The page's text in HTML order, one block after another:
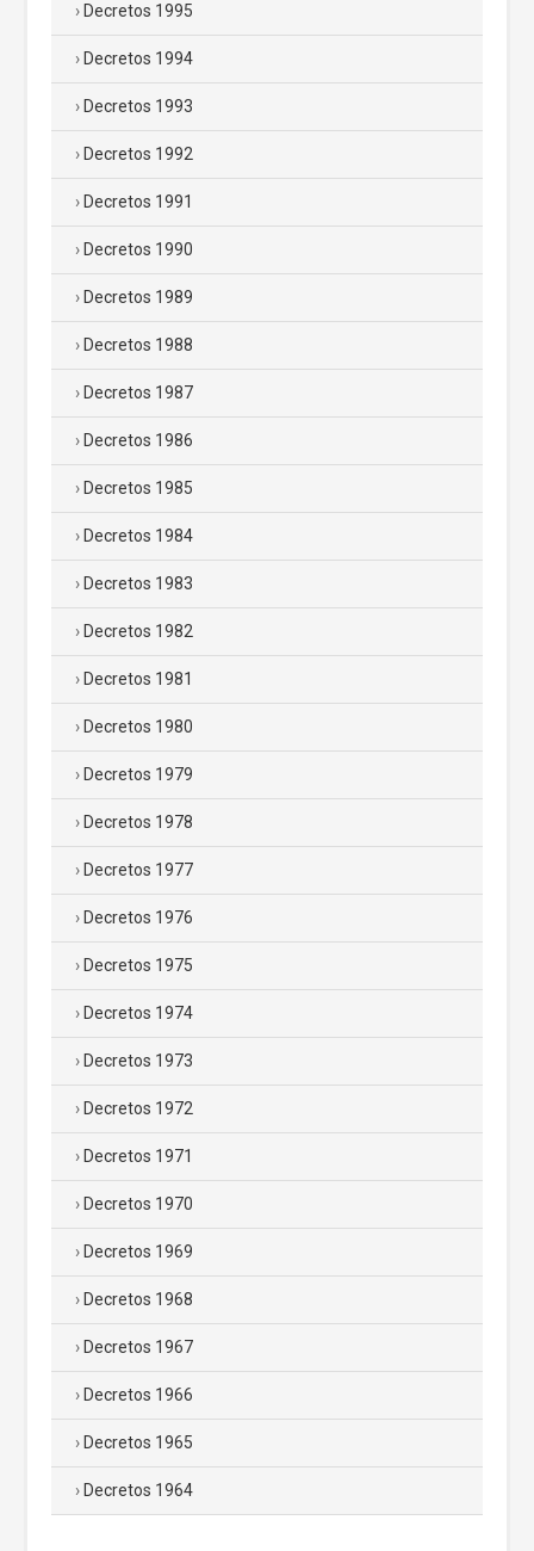
Decretos 1995
Decretos 1994
Decretos 1993
Decretos 1992
Decretos 1991
Decretos 1990
Decretos 1989
Decretos 1988
Decretos 1987
Decretos 1986
Decretos 1985
Decretos 1984
Decretos 1983
Decretos 1982
Decretos 1981
Decretos 1980
Decretos 1979
Decretos 1978
Decretos 1977
Decretos 1976
Decretos 1975
Decretos 1974
Decretos 1973
Decretos 1972
Decretos 1971
Decretos 1970
Decretos 1969
Decretos 1968
Decretos 1967
Decretos 1966
Decretos 1965
Decretos 1964